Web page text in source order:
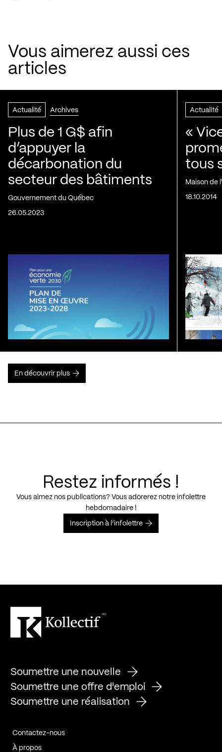
Vous aimerez aussi ces
articles
Actualité Archives
Plus de 1 G$ afin
d’appuyer la
décarbonation du
secteur des bâtiments
Gouvernement du Québec
26.05.2023
Actualité
«
tous
Maison de
18.10.2014
En découvrir plus
Restez informés !
Vous aimez nos publications? Vous adorerez notre infolettre
hebdomadaire !
Inscription à l’infolettre
Soumettre une nouvelle
Soumettre une offre d'emploi
Soumettre une réalisation
Contactez-nous
À propos